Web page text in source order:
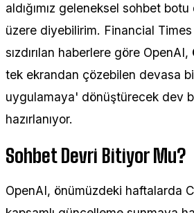
aldığımız geleneksel sohbet
üzere diyebilirim. Financial Times
sızdırılan haberlere göre OpenAI,
tek ekrandan çözebilen devasa
uygulamaya' dönüştürecek dev
hazırlanıyor.
Sohbet Devri Bitiyor Mu?
OpenAI, önümüzdeki haftalarda